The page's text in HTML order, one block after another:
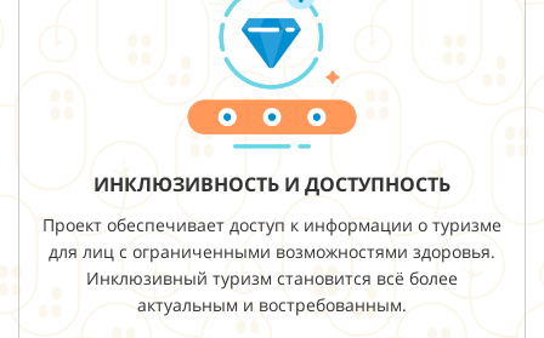
ИНКЛЮЗИВНОСТЬ И ДОСТУПНОСТЬ
Проект обеспечивает доступ к информации о туризме
для лиц с ограниченными возможностями здоровья.
Инклюзивный туризм становится всё более
актуальным и востребованным.